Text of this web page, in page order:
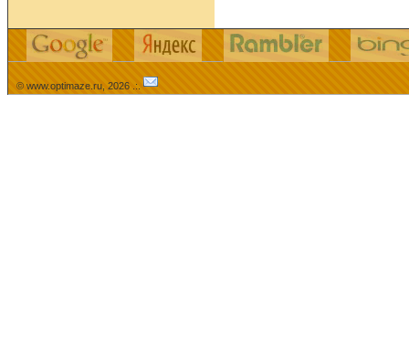
© www.optimaze.ru, 2026 .:.